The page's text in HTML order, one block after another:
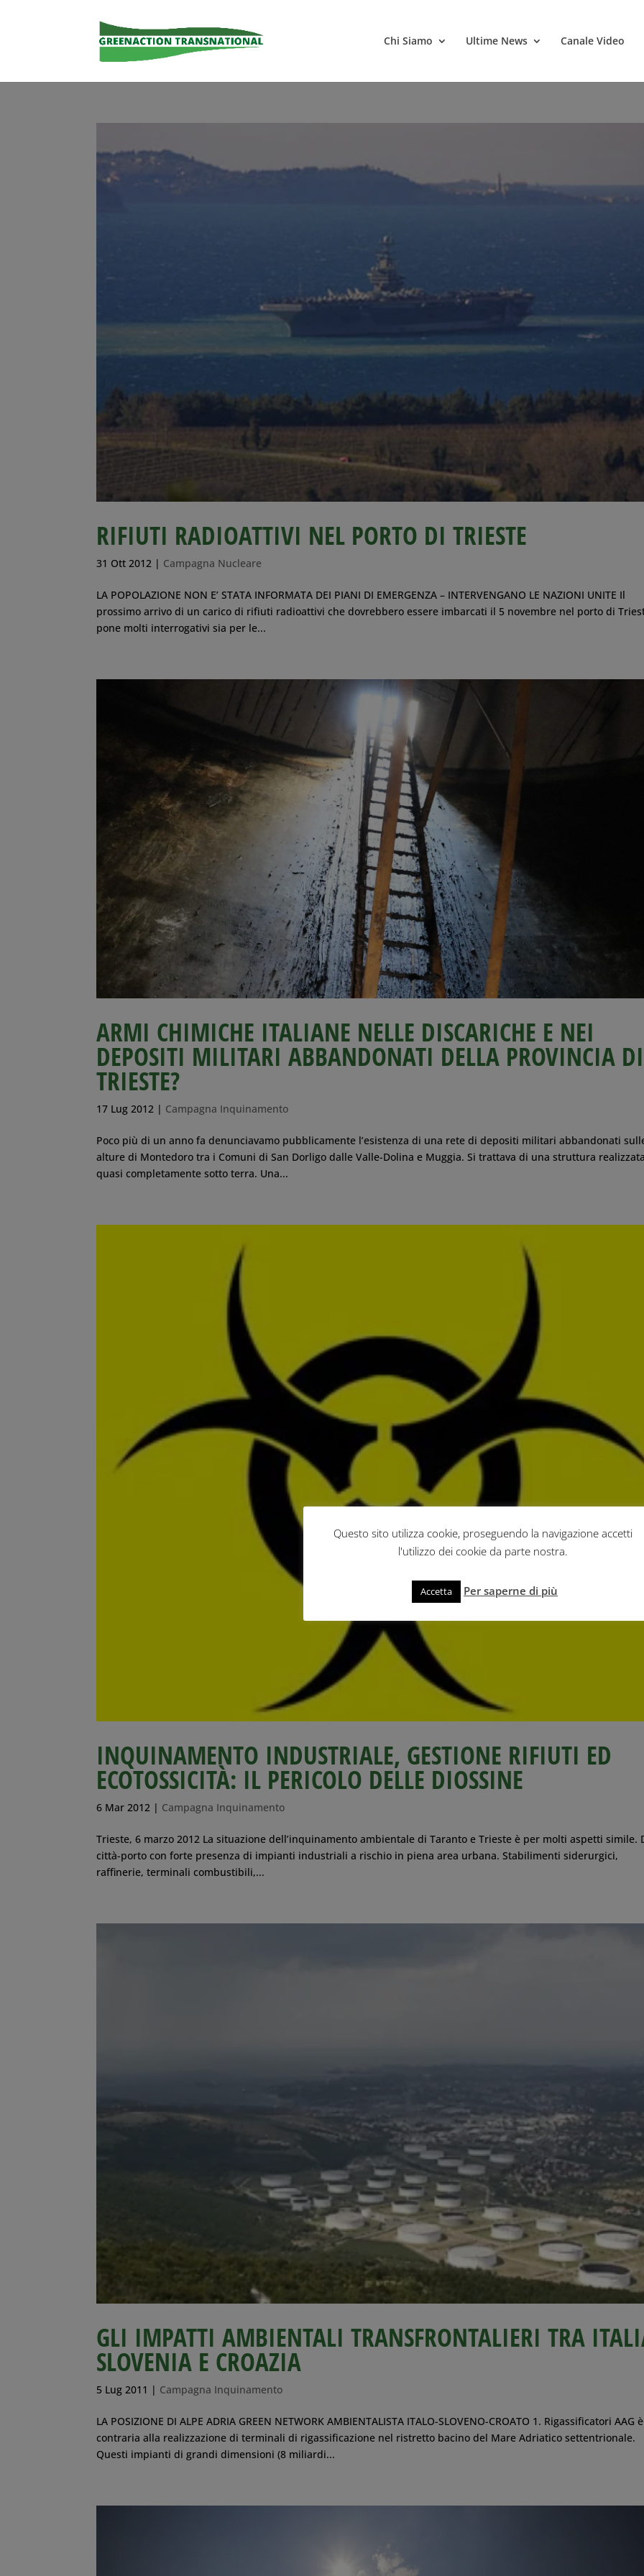
Chi Siamo Ultime News Canale Video
RIFIUTI RADIOATTIVI NEL PORTO DI TRIESTE
31 Ott 2012 | Campagna Nucleare
LA POPOLAZIONE NON E’ STATA INFORMATA DEI PIANI DI EMERGENZA – INTERVENGANO LE NAZIONI UNITE Il
prossimo arrivo di un carico di rifiuti radioattivi che dovrebbero essere imbarcati il 5 novembre nel porto di
pone molti interrogativi sia per le...
ARMI CHIMICHE ITALIANE NELLE DISCARICHE E NEI
DEPOSITI MILITARI ABBANDONATI DELLA PROVINCIA DI
TRIESTE?
17 Lug 2012 | Campagna Inquinamento
Poco più di un anno fa denunciavamo pubblicamente l’esistenza di una rete di depositi militari abbandonati
alture di Montedoro tra i Comuni di San Dorligo dalle Valle-Dolina e Muggia. Si trattava di una struttura
quasi completamente sotto terra. Una...
INQUINAMENTO INDUSTRIALE, GESTIONE RIFIUTI ED
ECOTOSSICITÀ: IL PERICOLO DELLE DIOSSINE
6 Mar 2012 | Campagna Inquinamento
Trieste, 6 marzo 2012 La situazione dell’inquinamento ambientale di Taranto e Trieste è per molti aspetti simile.
città-porto con forte presenza di impianti industriali a rischio in piena area urbana. Stabilimenti siderurgici,
raffinerie, terminali combustibili,...
GLI IMPATTI AMBIENTALI TRANSFRONTALIERI TRA
SLOVENIA E CROAZIA
5 Lug 2011 | Campagna Inquinamento
LA POSIZIONE DI ALPE ADRIA GREEN NETWORK AMBIENTALISTA ITALO-SLOVENO-CROATO 1. Rigassificatori AAG è
contraria alla realizzazione di terminali di rigassificazione nel ristretto bacino del Mare Adriatico settentrionale.
Questi impianti di grandi dimensioni (8 miliardi...
Questo sito utilizza cookie, proseguendo la navigazione accetti
l'utilizzo dei cookie da parte nostra.
Accetta Per saperne di più